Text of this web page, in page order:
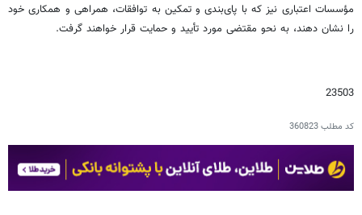
مؤسسات اعتباری نیز که با پای‌بندی و تمکین به توافقات، همراهی و همکاری خود
را نشان دهند، به نحو مقتضی مورد تأیید و حمایت قرار خواهند گرفت.
23503
کد مطلب360823